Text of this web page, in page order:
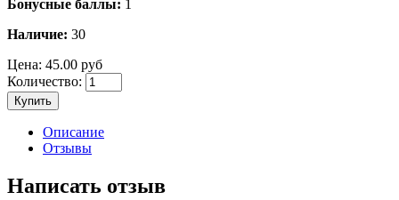
Бонусные баллы: 1
Наличие: 30
Цена: 45.00 руб
Количество:
Купить
Описание
Отзывы
Написать отзыв